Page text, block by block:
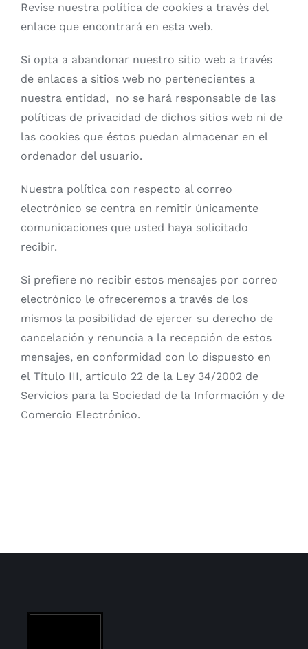
Revise nuestra política de cookies a través del
enlace que encontrará en esta web.
Si opta a abandonar nuestro sitio web a través
de enlaces a sitios web no pertenecientes a
nuestra entidad, no se hará responsable de las
políticas de privacidad de dichos sitios web ni de
las cookies que éstos puedan almacenar en el
ordenador del usuario.
Nuestra política con respecto al correo
electrónico se centra en remitir únicamente
comunicaciones que usted haya solicitado
recibir.
Si prefiere no recibir estos mensajes por correo
electrónico le ofreceremos a través de los
mismos la posibilidad de ejercer su derecho de
cancelación y renuncia a la recepción de estos
mensajes, en conformidad con lo dispuesto en
el Título III, artículo 22 de la Ley 34/2002 de
Servicios para la Sociedad de la Información y de
Comercio Electrónico.